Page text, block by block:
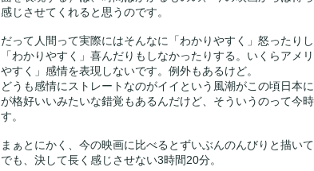
感じさせてくれると思うのです。
だって人間って実際にはそんなに「わかりやすく」怒ったり
「わかりやすく」喜んだりもしなかったりする。いくらアメ
やすく」感情を表現しないです。例外もあるけど。
どうも感情にストレートなのがイイという風潮がこの頃日本
が格好いいみたいな錯覚もあるんだけど、そういうのって今
す。
まぁとにかく、今の映画に比べるとずいぶんのんびりと描いて
でも、決して長く感じさせない3時間20分。